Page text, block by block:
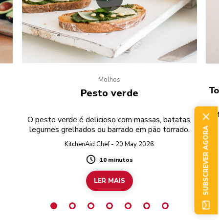
Molhos
Pesto verde
O pesto verde é delicioso com massas, batatas,
legumes grelhados ou barrado em pão torrado.
KitchenAid Chef - 20 May 2026
Duration
10 minutos
LER MAIS SUBSCREVER AGORA